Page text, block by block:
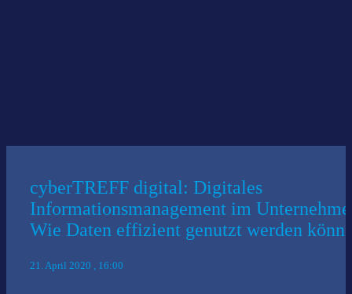
cyberTREFF digital: Digitales
Informationsmanagement im
Wie Daten effizient genutzt werden
21. April 2020 , 16:00